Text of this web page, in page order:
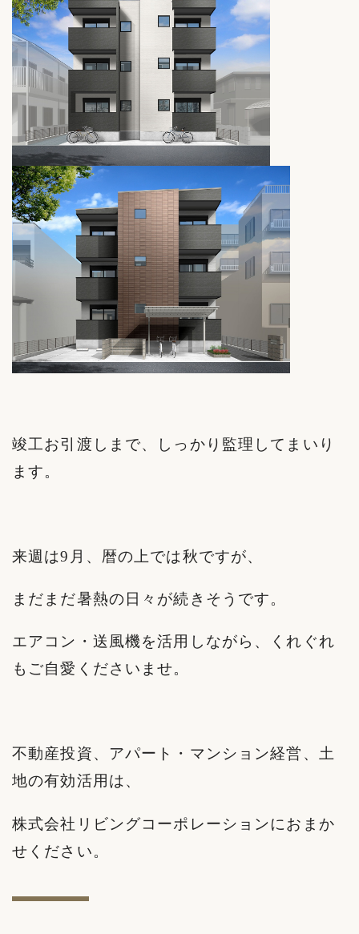
竣工お引渡しまで、しっかり監理してまいり
ます。
来週は9月、暦の上では秋ですが、
まだまだ暑熱の日々が続きそうです。
エアコン・送風機を活用しながら、くれぐれ
もご自愛くださいませ。
不動産投資、アパート・マンション経営、土
地の有効活用は、
株式会社リビングコーポレーションにおまか
せください。